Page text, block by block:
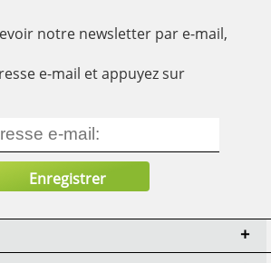
notre newsletter par e-mail,
e-mail et appuyez sur